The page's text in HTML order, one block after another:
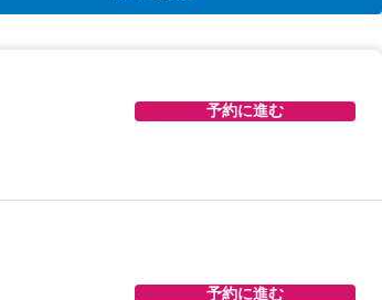
予約に進む
予約に進む